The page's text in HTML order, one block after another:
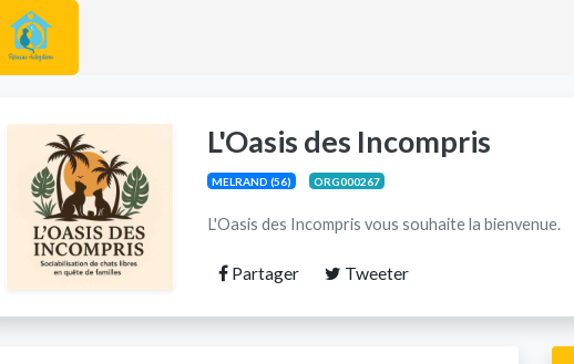
L'Oasis des Incompris
MELRAND (56) ORG000267
L'Oasis des Incompris vous souhaite la bienvenue.
Partager Tweeter